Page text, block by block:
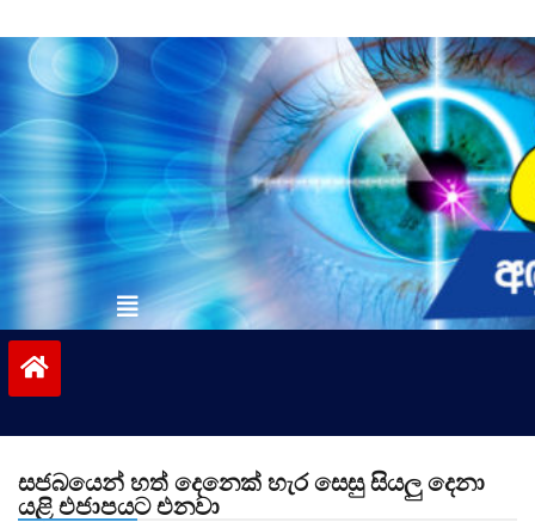
to
contentvinivida.lk
සජබයෙන් හත් දෙනෙක් හැර සෙසු සියලු දෙනා
යළි එජාපයට එනවා